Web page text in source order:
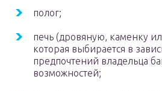
полог;
печь (дровяную, каменку
которая выбирается в
предпочтений владельца
возможностей;